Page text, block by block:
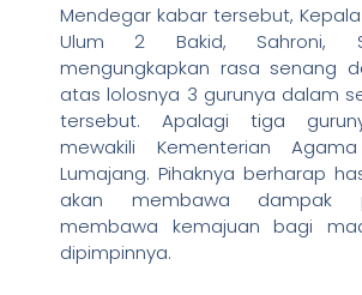
Mendegar kabar tersebut, Kepala
Ulum 2 Bakid, Sahroni,
mengungkapkan rasa senang
atas lolosnya 3 gurunya dalam
tersebut. Apalagi tiga
mewakili Kementerian
Lumajang. Pihaknya berharap
akan membawa dampak
membawa kemajuan bagi
dipimpinnya.